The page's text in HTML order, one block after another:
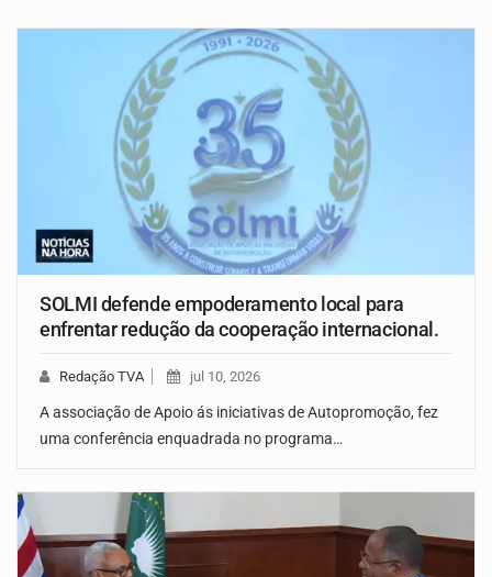
SOLMI defende empoderamento local para
enfrentar redução da cooperação internacional.
Redação TVA jul 10, 2026
A associação de Apoio ás iniciativas de Autopromoção, fez
uma conferência enquadrada no programa…